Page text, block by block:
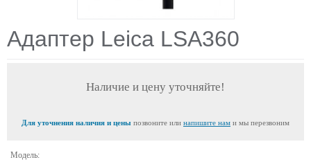
Адаптер Leica LSA360
Наличие и цену уточняйте!
Для уточнения наличия и цены позвоните или напишите нам и мы перезвоним
Модель: